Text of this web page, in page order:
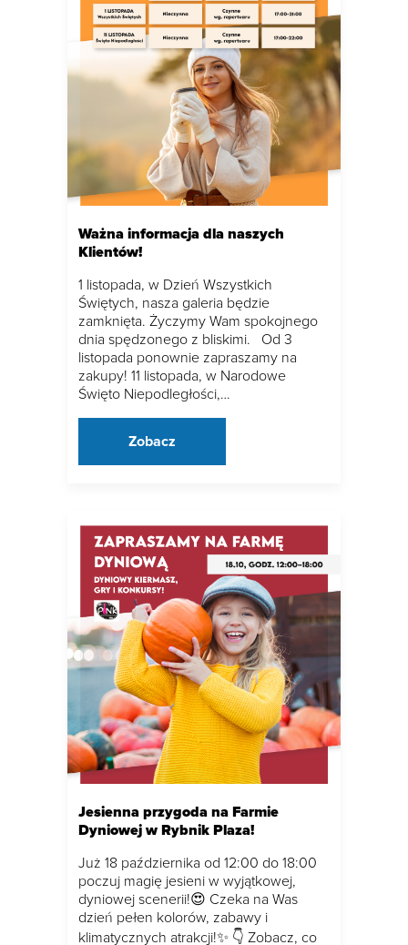
Ważna informacja dla naszych
Klientów!
1 listopada, w Dzień Wszystkich
Świętych, nasza galeria będzie
zamknięta. Życzymy Wam spokojnego
dnia spędzonego z bliskimi. Od 3
listopada ponownie zapraszamy na
zakupy! 11 listopada, w Narodowe
Święto Niepodległości,…
Zobacz
Jesienna przygoda na Farmie
Dyniowej w Rybnik Plaza!
Już 18 października od 12:00 do 18:00
poczuj magię jesieni w wyjątkowej,
dyniowej scenerii!😍 Czeka na Was
dzień pełen kolorów, zabawy i
klimatycznych atrakcji!✨ 👇 Zobacz, co